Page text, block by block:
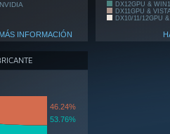
NVIDIA
INFORMACIÓN
DX12GPU &
DX11GPU &
DX10/11/12GPU
46.24%
53.76%